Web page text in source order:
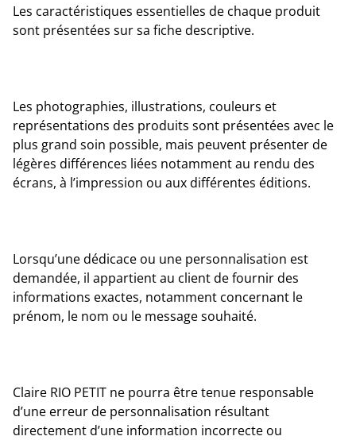
Les caractéristiques essentielles de chaque produit
sont présentées sur sa fiche descriptive.
Les photographies, illustrations, couleurs et
représentations des produits sont présentées avec le
plus grand soin possible, mais peuvent présenter de
légères différences liées notamment au rendu des
écrans, à l’impression ou aux différentes éditions.
Lorsqu’une dédicace ou une personnalisation est
demandée, il appartient au client de fournir des
informations exactes, notamment concernant le
prénom, le nom ou le message souhaité.
Claire RIO PETIT ne pourra être tenue responsable
d’une erreur de personnalisation résultant
directement d’une information incorrecte ou